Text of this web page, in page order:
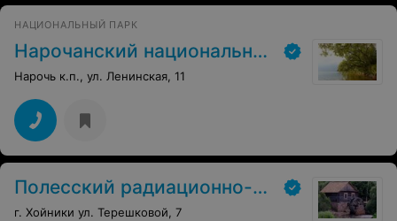
НАЦИОНАЛЬНЫЙ ПАРК
Нарочанский национальный парк
Нарочь к.п., ул. Ленинская, 11
Полесский радиационно-экологический заповедник
г. Хойники ул. Терешковой, 7